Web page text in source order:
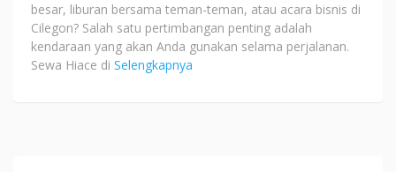
besar, liburan bersama teman-teman, atau acara bisnis di
Cilegon? Salah satu pertimbangan penting adalah
kendaraan yang akan Anda gunakan selama perjalanan.
Sewa Hiace di Selengkapnya